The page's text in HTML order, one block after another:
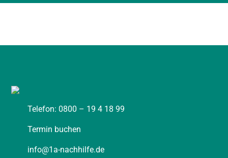
Telefon: 0800 – 19 4 18 99
Termin buchen
info@1a-nachhilfe.de